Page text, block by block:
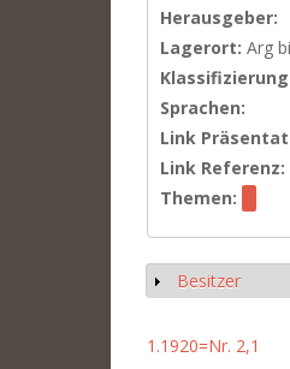
Herausgeber:
Lagerort: Arg
Sprachen:
Link
Link Referenz:
Themen:
Show
Besitzer
1.1920=Nr. 2,1